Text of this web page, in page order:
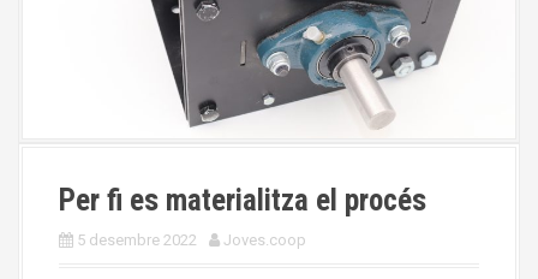
Per fi es materialitza el procés
5 desembre 2022 Joves.coop